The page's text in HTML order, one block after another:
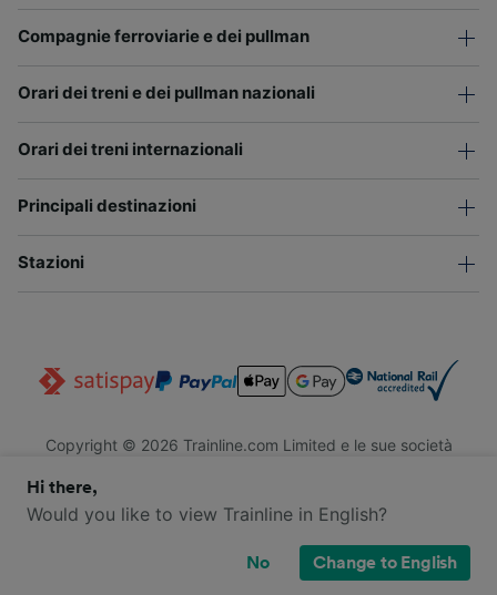
Compagnie ferroviarie e dei pullman
Orari dei treni e dei pullman nazionali
Orari dei treni internazionali
Principali destinazioni
Stazioni
Copyright © 2026 Trainline.com Limited e le sue società
Trainline.com Limited è registrata in Inghilterra e Galles. Società
n. 3846791. Sede legale: 1 Stonecutter St, EC4A 4AH, Londra,
Hi there,
Would you like to view Trainline in English?
No Change to English